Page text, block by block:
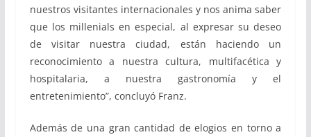
nuestros visitantes internacionales y nos anima saber
que los millenials en especial, al expresar su deseo
de visitar nuestra ciudad, están haciendo un
reconocimiento a nuestra cultura, multifacética y
hospitalaria, a nuestra gastronomía y el
entretenimiento”, concluyó Franz.
Además de una gran cantidad de elogios en torno a